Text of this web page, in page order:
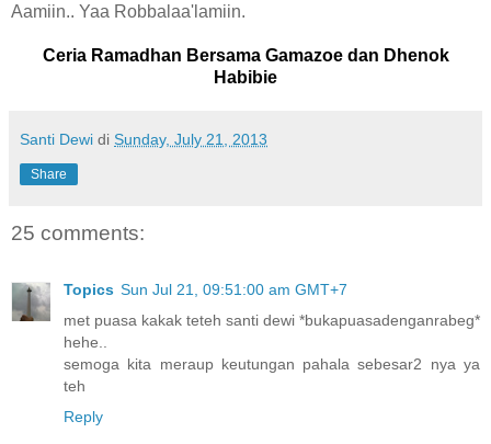
Aamiin.. Yaa Robbalaa'lamiin.
Ceria Ramadhan Bersama Gamazoe dan Dhenok
Habibie
Santi Dewi di Sunday, July 21, 2013
Share
25 comments:
Topics Sun Jul 21, 09:51:00 am GMT+7
met puasa kakak teteh santi dewi *bukapuasadenganrabeg*
hehe..
semoga kita meraup keutungan pahala sebesar2 nya ya
teh
Reply